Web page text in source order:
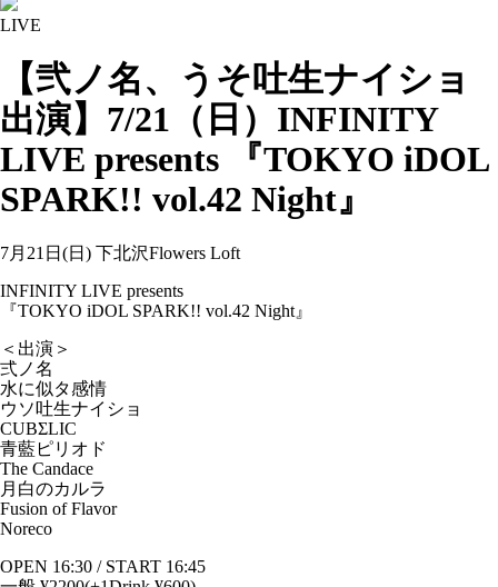
LIVE
【弐ノ名、うそ吐生ナイショ
出演】7/21（日）INFINITY
LIVE presents 『TOKYO iDOL
SPARK!! vol.42 Night』
7月21日(日) 下北沢Flowers Loft
INFINITY LIVE presents
『TOKYO iDOL SPARK!! vol.42 Night』
＜出演＞
弍ノ名
水に似タ感情
ウソ吐生ナイショ
CUBΣLIC
青藍ピリオド
The Candace
月白のカルラ
Fusion of Flavor
Noreco
OPEN 16:30 / START 16:45